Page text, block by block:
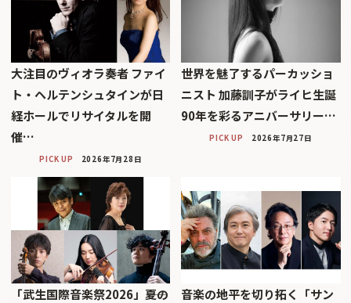
大注目のヴィオラ奏者 ファイ
ト・ヘルテンシュタインが日
経ホールでリサイタルを開
催…
PICK UP 2026年7月28日
世界を魅了するパーカッショ
ニスト 加藤訓子がライヒ生誕
90年を彩るアニバーサリー…
PICK UP 2026年7月27日
「武生国際音楽祭2026」――夏の
音楽の地平を切り拓く「サン